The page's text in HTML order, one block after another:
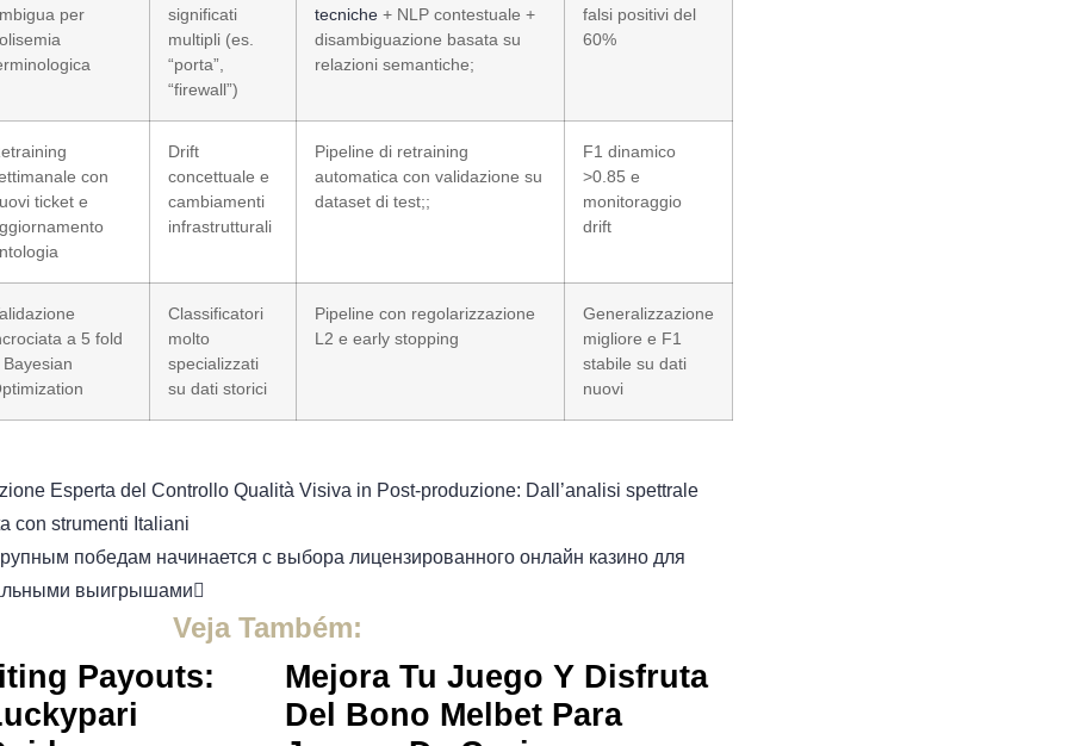
per
significati
multipli (es.
“porta”,
“firewall”)
tecniche + NLP contestuale +
disambiguazione basata su
relazioni semantiche;
falsi positivi del
60%
con
ticket e
Drift
concettuale e
cambiamenti
infrastrutturali
Pipeline di retraining
automatica con validazione su
dataset di test;;
F1 dinamico
>0.85 e
monitoraggio
drift
a 5 fold
Bayesian
Classificatori
molto
specializzati
su dati storici
Pipeline con regolarizzazione
L2 e early stopping
Generalizzazione
migliore e F1
stabile su dati
nuovi
Esperta del Controllo Qualità Visiva in Post-produzione: Dall’analisi spettrale
con strumenti Italiani
победам начинается с выбора лицензированного онлайн казино для
выигрышами
Veja Também:
Payouts:
Mejora Tu Juego Y Disfruta
Del Bono Melbet Para